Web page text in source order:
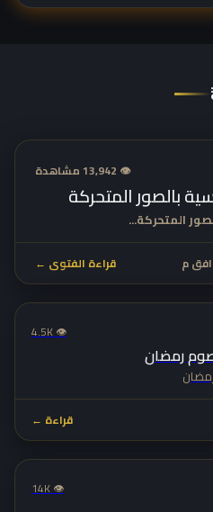
👁 13,942 مشاهدة
بالصور المتحركة
المتحركة...
قراءة الفتوى ←
👁 4.5K
رمضان
قراءة ←
👁 14K